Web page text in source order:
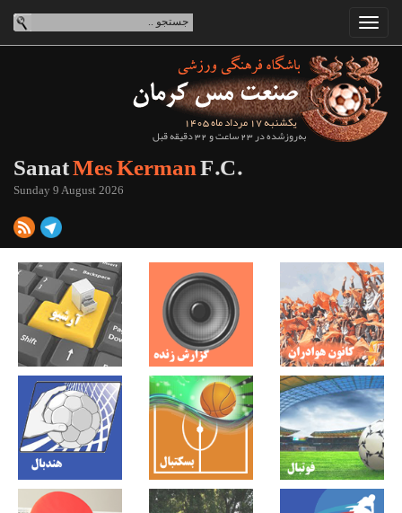
یکشنبه 17 مرداد ماه 1405
به‌روزشده در 23 ساعت و 32 دقیقه قبل
SanatMes KermanF.C.
Sunday 9 August 2026